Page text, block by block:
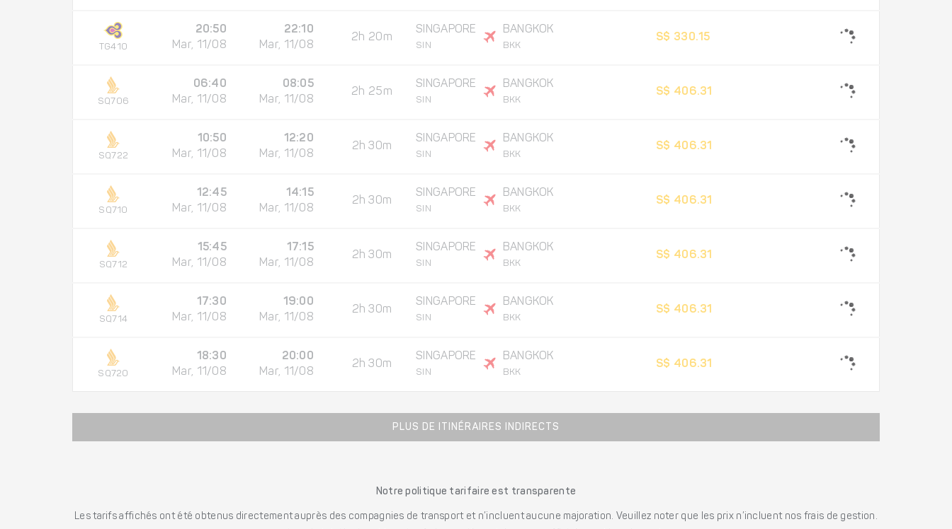
TG410
20:50
Mar, 11/08
22:10
Mar, 11/08
2h 20m
SINGAPORE
SIN
BANGKOK
BKK
S$ 330.15
SQ706
06:40
Mar, 11/08
08:05
Mar, 11/08
2h 25m
SINGAPORE
SIN
BANGKOK
BKK
S$ 406.31
SQ722
10:50
Mar, 11/08
12:20
Mar, 11/08
2h 30m
SINGAPORE
SIN
BANGKOK
BKK
S$ 406.31
SQ710
12:45
Mar, 11/08
14:15
Mar, 11/08
2h 30m
SINGAPORE
SIN
BANGKOK
BKK
S$ 406.31
SQ712
15:45
Mar, 11/08
17:15
Mar, 11/08
2h 30m
SINGAPORE
SIN
BANGKOK
BKK
S$ 406.31
SQ714
17:30
Mar, 11/08
19:00
Mar, 11/08
2h 30m
SINGAPORE
SIN
BANGKOK
BKK
S$ 406.31
SQ720
18:30
Mar, 11/08
20:00
Mar, 11/08
2h 30m
SINGAPORE
SIN
BANGKOK
BKK
S$ 406.31
PLUS DE ITINÉRAIRES INDIRECTS
Notre politique tarifaire est transparente
Les tarifs affichés ont été obtenus directement auprès des compagnies de transport et n’incluent aucune majoration. Veuillez noter que les prix n’incluent nos frais de gestion.